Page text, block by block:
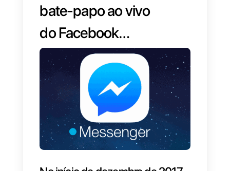
Como funciona o
bate-papo ao vivo
do Facebook
Messenger